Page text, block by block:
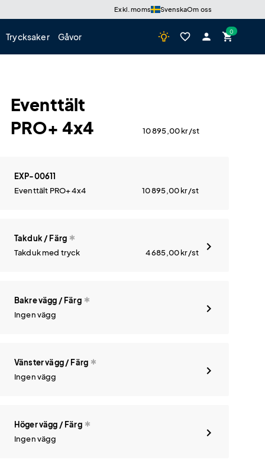
Exkl. moms SvenskaOm oss
Trycksaker Gåvor wb_incandescent favorite_border person shopping_cart
Eventtält
PRO+ 4x4
10 895,00kr/st
EXP-00611
Eventtält PRO+ 4x4
10 895,00kr/st
Takduk / Färg
Takduk med tryck
4 685,00kr/st
Bakre vägg / Färg
Ingen vägg
Vänster vägg / Färg
Ingen vägg
Höger vägg / Färg
Ingen vägg